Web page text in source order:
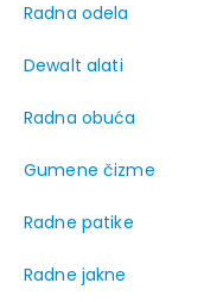
Radna odela
Dewalt alati
Radna obuća
Gumene čizme
Radne patike
Radne jakne